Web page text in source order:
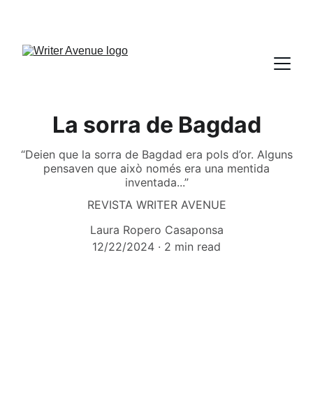
La sorra de Bagdad
“Deien que la sorra de Bagdad era pols d’or. Alguns
pensaven que això només era una mentida
inventada...”
REVISTA WRITER AVENUE
Laura Ropero Casaponsa
12/22/2024
2 min read